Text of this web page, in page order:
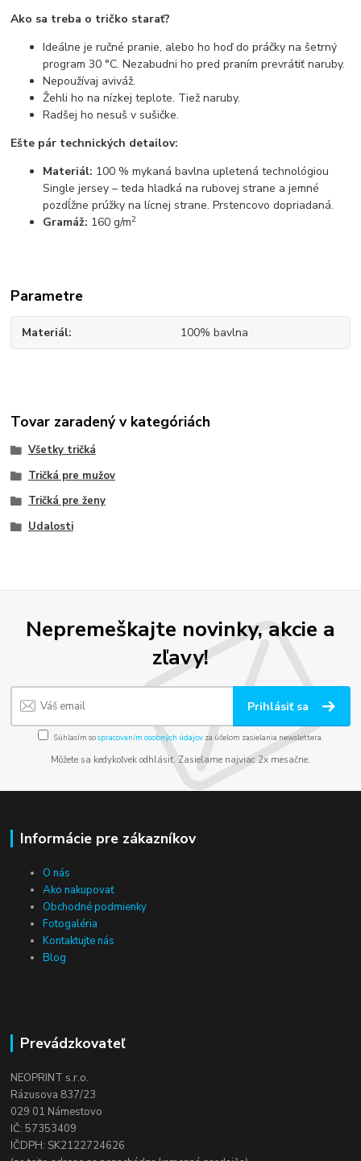
Ako sa treba o tričko starať?
Ideálne je ručné pranie, alebo ho hoď do práčky na šetrný
program 30 °C. Nezabudni ho pred praním prevrátiť naruby.
Nepoužívaj aviváž.
Žehli ho na nízkej teplote. Tiež naruby.
Radšej ho nesuš v sušičke.
Ešte pár technických detailov:
Materiál: 100 % mykaná bavlna upletená technológiou
Single jersey – teda hladká na rubovej strane a jemné
pozdĺžne prúžky na lícnej strane. Prstencovo dopriadaná.
Gramáž: 160 g/m2
Parametre
Materiál 100% bavlna
Tovar zaradený v kategóriách
Všetky tričká
Tričká pre mužov
Tričká pre ženy
Udalosti
Nepremeškajte novinky, akcie a
zľavy!
Prihlásiť sa
Súhlasím sospracovaním osobných údajov za účelom zasielania newslettera.
Môžete sa kedykoľvek odhlásiť. Zasielame najviac 2x mesačne.
Informácie pre zákazníkov
O nás
Ako nakupovať
Obchodné podmienky
Fotogaléria
Kontaktujte nás
Blog
Prevádzkovateľ
NEOPRINT s.r.o.
Rázusova 837/23
029 01 Námestovo
IČ: 57353409
IČDPH: SK2122724626